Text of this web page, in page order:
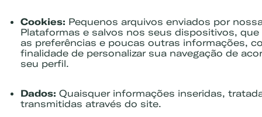
Cookies: Pequenos arquivos enviados por
Plataformas e salvos nos seus dispositivos, que
as preferências e poucas outras informações,
finalidade de personalizar sua navegação de
seu perfil.
Dados: Quaisquer informações inseridas,
transmitidas através do site.